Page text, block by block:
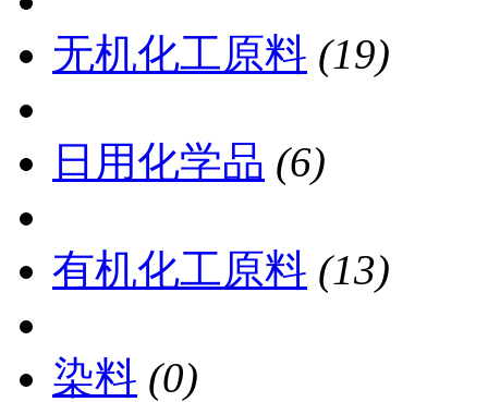
无机化工原料 (19)
日用化学品 (6)
有机化工原料 (13)
染料 (0)